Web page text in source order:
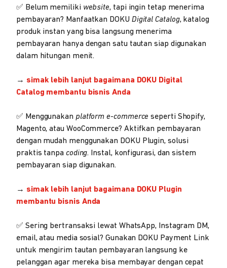
✅ Belum memiliki website, tapi ingin tetap menerima
pembayaran? Manfaatkan DOKU Digital Catalog, katalog
produk instan yang bisa langsung menerima
pembayaran hanya dengan satu tautan siap digunakan
dalam hitungan menit.
→ simak lebih lanjut bagaimana DOKU Digital
Catalog membantu bisnis Anda
✅ Menggunakan platform e-commerce seperti Shopify,
Magento, atau WooCommerce? Aktifkan pembayaran
dengan mudah menggunakan DOKU Plugin, solusi
praktis tanpa coding. Instal, konfigurasi, dan sistem
pembayaran siap digunakan.
→ simak lebih lanjut bagaimana DOKU Plugin
membantu bisnis Anda
✅ Sering bertransaksi lewat WhatsApp, Instagram DM,
email, atau media sosial? Gunakan DOKU Payment Link
untuk mengirim tautan pembayaran langsung ke
pelanggan agar mereka bisa membayar dengan cepat